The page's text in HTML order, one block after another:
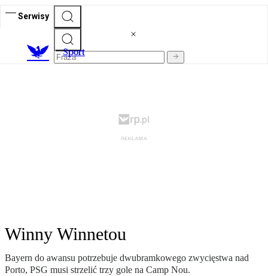
Serwisy
Sport
Winny Winnetou
Bayern do awansu potrzebuje dwubramkowego zwycięstwa nad
Porto, PSG musi strzelić trzy gole na Camp Nou.